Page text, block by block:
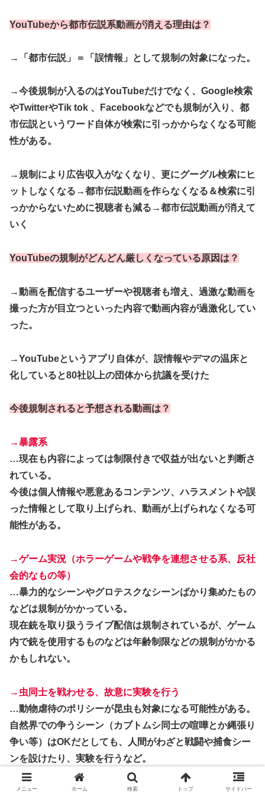
YouTubeから都市伝説系動画が消える理由は？
→「都市伝説」＝「誤情報」として規制の対象になった。
→今後規制が入るのはYouTubeだけでなく、Google検索
やTwitterやTik tok 、Facebookなどでも規制が入り、都
市伝説というワード自体が検索に引っかからなくなる可能
性がある。
→規制により広告収入がなくなり、更にグーグル検索にヒ
ットしなくなる→都市伝説動画を作らなくなる＆検索に引
っかからないために視聴者も減る→都市伝説動画が消えて
いく
YouTubeの規制がどんどん厳しくなっている原因は？
→動画を配信するユーザーや視聴者も増え、過激な動画を
撮った方が目立つといった内容で動画内容が過激化してい
った。
→YouTubeというアプリ自体が、誤情報やデマの温床と
化していると80社以上の団体から抗議を受けた
今後規制されると予想される動画は？
→暴露系
…現在も内容によっては制限付きで収益が出ないと判断さ
れている。
今後は個人情報や悪意あるコンテンツ、ハラスメントや誤
った情報として取り上げられ、動画が上げられなくなる可
能性がある。
→ゲーム実況（ホラーゲームや戦争を連想させる系、反社
会的なもの等）
…暴力的なシーンやグロテスクなシーンばかり集めたもの
などは規制がかかっている。
現在銃を取り扱うライブ配信は規制されているが、ゲーム
内で銃を使用するものなどは年齢制限などの規制がかかる
かもしれない。
→虫同士を戦わせる、故意に実験を行う
…動物虐待のポリシーが昆虫も対象になる可能性がある。
自然界での争うシーン（カブトムシ同士の喧嘩とか縄張り
争い等）はOKだとしても、人間がわざと戦闘や捕食シー
ンを設けたり、実験を行うなど。
また、故意に不快にさせる映像（虫の卵のコラ画像や虫の
〇骸を集める等）は規約違反あたると思われる。
メニュー ホーム 検索 トップ サイドバー